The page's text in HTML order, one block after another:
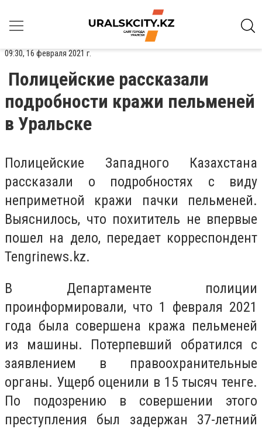
09:30, 16 февраля 2021 г.
Полицейские рассказали
подробности кражи пельменей
в Уральске
Полицейские Западного Казахстана
рассказали о подробностях с виду
неприметной кражи пачки пельменей.
Выяснилось, что похититель не впервые
пошел на дело, передает корреспондент
Tengrinews.kz.
В Департаменте полиции
проинформировали, что 1 февраля 2021
года была совершена кража пельменей
из машины. Потерпевший обратился с
заявлением в правоохранительные
органы. Ущерб оценили в 15 тысяч тенге.
По подозрению в совершении этого
преступления был задержан 37-летний